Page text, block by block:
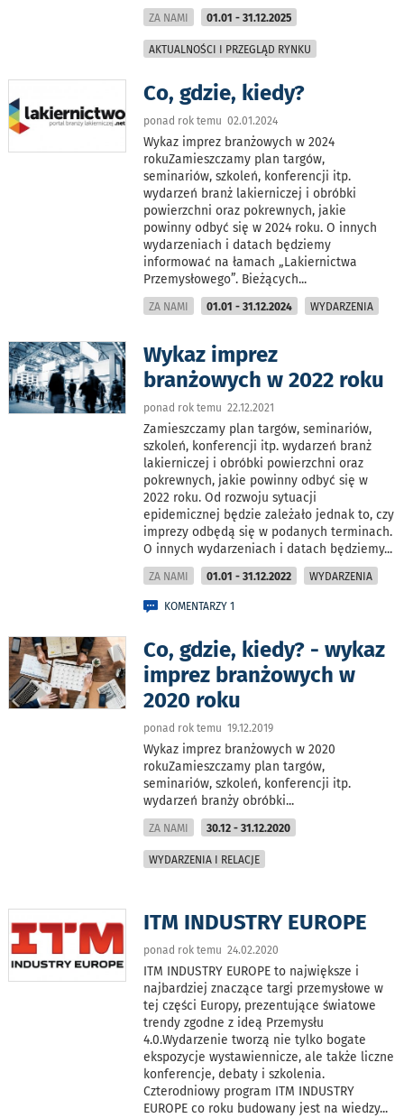
ZA NAMI 01.01 - 31.12.2025
AKTUALNOŚCI I PRZEGLĄD RYNKU
Co, gdzie, kiedy?
ponad rok temu 02.01.2024
Wykaz imprez branżowych w 2024
rokuZamieszczamy plan targów,
seminariów, szkoleń, konferencji itp.
wydarzeń branż lakierniczej i obróbki
powierzchni oraz pokrewnych, jakie
powinny odbyć się w 2024 roku. O innych
wydarzeniach i datach będziemy
informować na łamach „Lakiernictwa
Przemysłowego”. Bieżących...
ZA NAMI 01.01 - 31.12.2024 WYDARZENIA
Wykaz imprez
branżowych w 2022 roku
ponad rok temu 22.12.2021
Zamieszczamy plan targów, seminariów,
szkoleń, konferencji itp. wydarzeń branż
lakierniczej i obróbki powierzchni oraz
pokrewnych, jakie powinny odbyć się w
2022 roku. Od rozwoju sytuacji
epidemicznej będzie zależało jednak to, czy
imprezy odbędą się w podanych terminach.
O innych wydarzeniach i datach będziemy...
ZA NAMI 01.01 - 31.12.2022 WYDARZENIA
KOMENTARZY 1
Co, gdzie, kiedy? - wykaz
imprez branżowych w
2020 roku
ponad rok temu 19.12.2019
Wykaz imprez branżowych w 2020
rokuZamieszczamy plan targów,
seminariów, szkoleń, konferencji itp.
wydarzeń branży obróbki...
ZA NAMI 30.12 - 31.12.2020
WYDARZENIA I RELACJE
ITM INDUSTRY EUROPE
ponad rok temu 24.02.2020
ITM INDUSTRY EUROPE to największe i
najbardziej znaczące targi przemysłowe w
tej części Europy, prezentujące światowe
trendy zgodne z ideą Przemysłu
4.0.Wydarzenie tworzą nie tylko bogate
ekspozycje wystawiennicze, ale także liczne
konferencje, debaty i szkolenia.
Czterodniowy program ITM INDUSTRY
EUROPE co roku budowany jest na wiedzy...